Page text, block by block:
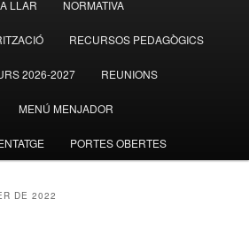
LLAR NORMATIVA
RECURSOS PEDAGÒGICS
2026-2027 REUNIONS
MENÚ MENJADOR
PORTES OBERTES
DE 2022